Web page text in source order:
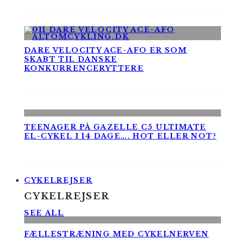
DARE VELOCITY ACE-AFO ER SOM
SKABT TIL DANSKE
KONKURRENCERYTTERE
TEENAGER PÅ GAZELLE C5 ULTIMATE
EL-CYKEL I 14 DAGE…. HOT ELLER NOT?
CYKELREJSER
CYKELREJSER
SEE ALL
FÆLLESTRÆNING MED CYKELNERVEN